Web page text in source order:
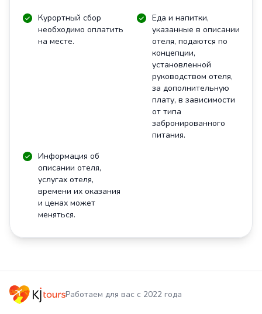
Курортный сбор
необходимо оплатить
на месте.
Еда и напитки,
указанные в описании
отеля, подаются по
концепции,
установленной
руководством отеля,
за дополнительную
плату, в зависимости
от типа
забронированного
питания.
Информация об
описании отеля,
услугах отеля,
времени их оказания
и ценах может
меняться.
Работаем для вас с 2022 года